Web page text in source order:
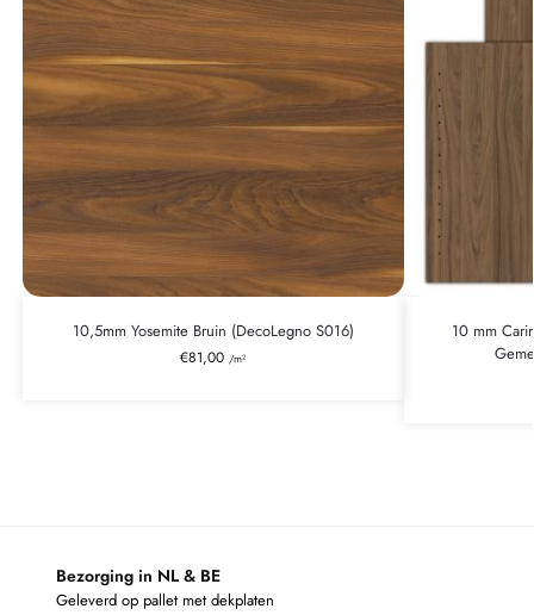
10,5mm Yosemite Bruin (DecoLegno S016)
€81,00 /m²
10 mm
Bezorging in NL & BE
Geleverd op pallet met dekplaten